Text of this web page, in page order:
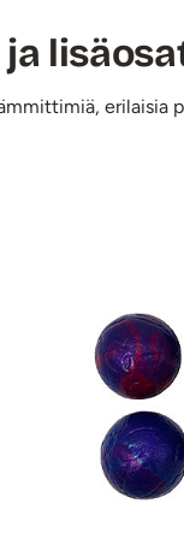
erilaisia